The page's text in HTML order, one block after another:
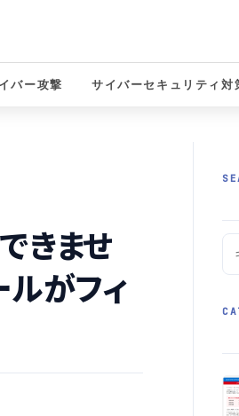
バー攻撃 サイバーセキュリティ対
きませ
ルがフィ